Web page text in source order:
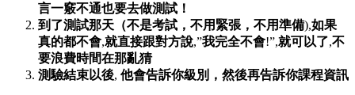
言一竅不通也要去做測試！
到了測試那天（不是考試，不用緊張，不用準備),如果
真的都不會,就直接跟對方說,”我完全不會!”,就可以了,不
要浪費時間在那亂猜
測驗結束以後, 他會告訴你級別，然後再告訴你課程資訊